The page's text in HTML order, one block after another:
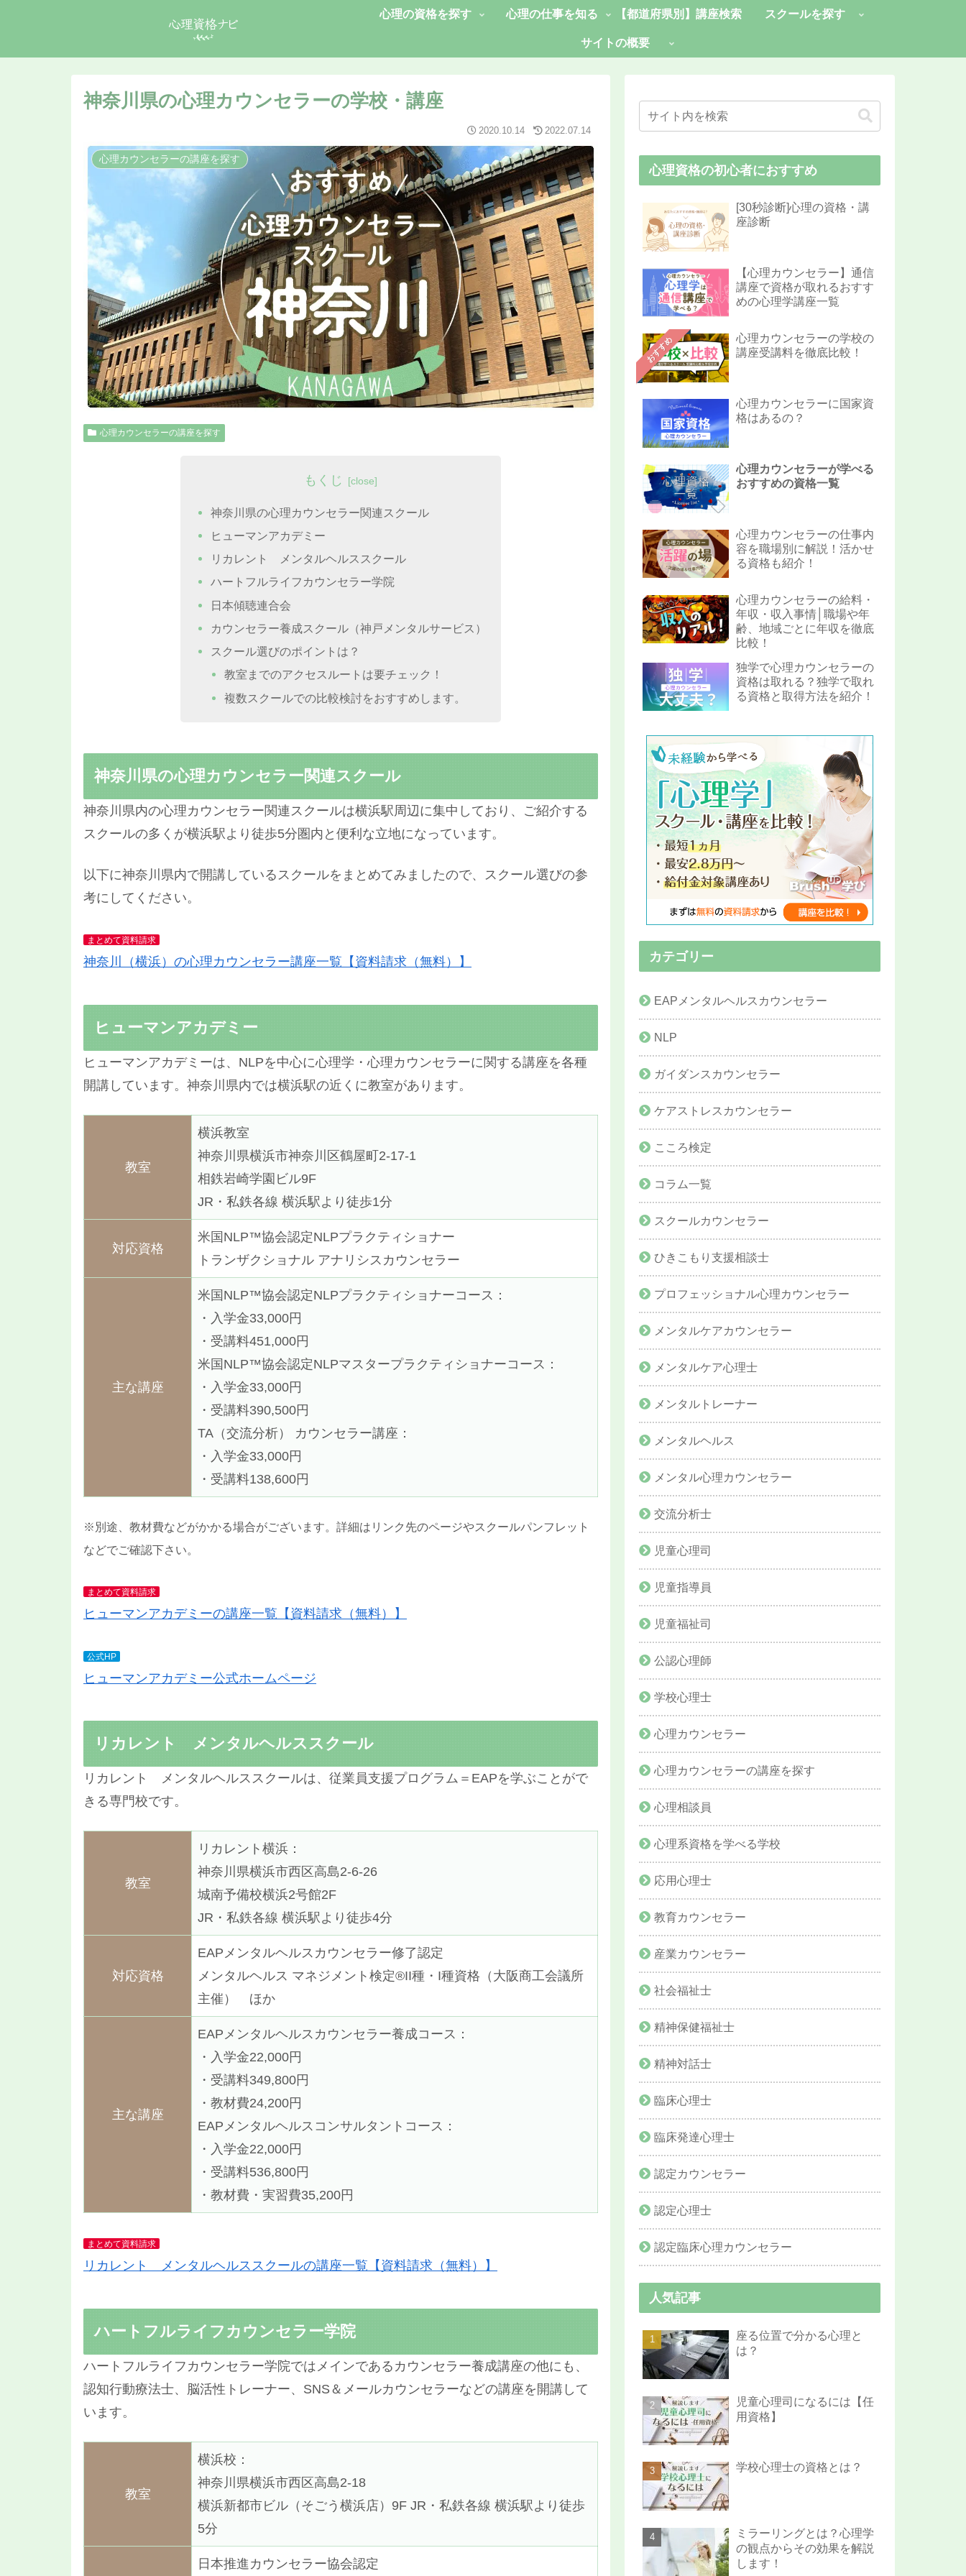
心理の資格を探す 心理の仕事を知る 【都道府県別】講座検索 スクールを探す
サイトの概要
神奈川県の心理カウンセラーの学校・講座
2020.10.14 2022.07.14
心理カウンセラーの講座を探す
心理カウンセラーの講座を探す
もくじ
神奈川県の心理カウンセラー関連スクール
ヒューマンアカデミー
リカレント メンタルヘルススクール
ハートフルライフカウンセラー学院
日本傾聴連合会
カウンセラー養成スクール（神戸メンタルサービス）
スクール選びのポイントは？
教室までのアクセスルートは要チェック！
複数スクールでの比較検討をおすすめします。
神奈川県の心理カウンセラー関連スクール
神奈川県内の心理カウンセラー関連スクールは横浜駅周辺に集中しており、ご紹介する
スクールの多くが横浜駅より徒歩5分圏内と便利な立地になっています。
以下に神奈川県内で開講しているスクールをまとめてみましたので、スクール選びの参
考にしてください。
まとめて資料請求
神奈川（横浜）の心理カウンセラー講座一覧【資料請求（無料）】
ヒューマンアカデミー
ヒューマンアカデミーは、NLPを中心に心理学・心理カウンセラーに関する講座を各種
開講しています。神奈川県内では横浜駅の近くに教室があります。
教室
横浜教室
神奈川県横浜市神奈川区鶴屋町2-17-1
相鉄岩崎学園ビル9F
JR・私鉄各線 横浜駅より徒歩1分
対応資格
米国NLP™協会認定NLPプラクティショナー
トランザクショナル アナリシスカウンセラー
主な講座
米国NLP™協会認定NLPプラクティショナーコース：
・入学金33,000円
・受講料451,000円
米国NLP™協会認定NLPマスタープラクティショナーコース：
・入学金33,000円
・受講料390,500円
TA（交流分析） カウンセラー講座：
・入学金33,000円
・受講料138,600円
※別途、教材費などがかかる場合がございます。詳細はリンク先のページやスクールパンフレット
などでご確認下さい。
まとめて資料請求
ヒューマンアカデミーの講座一覧【資料請求（無料）】
公式HP
ヒューマンアカデミー公式ホームページ
リカレント メンタルヘルススクール
リカレント メンタルヘルススクールは、従業員支援プログラム＝EAPを学ぶことがで
きる専門校です。
教室
リカレント横浜：
神奈川県横浜市西区高島2-6-26
城南予備校横浜2号館2F
JR・私鉄各線 横浜駅より徒歩4分
対応資格
EAPメンタルヘルスカウンセラー修了認定
メンタルヘルス マネジメント検定®II種・I種資格（大阪商工会議所
主催） ほか
主な講座
EAPメンタルヘルスカウンセラー養成コース：
・入学金22,000円
・受講料349,800円
・教材費24,200円
EAPメンタルヘルスコンサルタントコース：
・入学金22,000円
・受講料536,800円
・教材費・実習費35,200円
まとめて資料請求
リカレント メンタルヘルススクールの講座一覧【資料請求（無料）】
ハートフルライフカウンセラー学院
ハートフルライフカウンセラー学院ではメインであるカウンセラー養成講座の他にも、
認知行動療法士、脳活性トレーナー、SNS＆メールカウンセラーなどの講座を開講して
います。
教室
横浜校：
神奈川県横浜市西区高島2-18
横浜新都市ビル（そごう横浜店）9F JR・私鉄各線 横浜駅より徒歩
5分
日本推進カウンセラー協会認定
心理資格の初心者におすすめ
[30秒診断]心理の資格・講
座診断
【心理カウンセラー】通信
講座で資格が取れるおすす
めの心理学講座一覧
おすすめ
心理カウンセラーの学校の
講座受講料を徹底比較！
心理カウンセラーに国家資
格はあるの？
心理カウンセラーが学べる
おすすめの資格一覧
心理カウンセラーの仕事内
容を職場別に解説！活かせ
る資格も紹介！
心理カウンセラーの給料・
年収・収入事情│職場や年
齢、地域ごとに年収を徹底
比較！
独学で心理カウンセラーの
資格は取れる？独学で取れ
る資格と取得方法を紹介！
カテゴリー
EAPメンタルヘルスカウンセラー
NLP
ガイダンスカウンセラー
ケアストレスカウンセラー
こころ検定
コラム一覧
スクールカウンセラー
ひきこもり支援相談士
プロフェッショナル心理カウンセラー
メンタルケアカウンセラー
メンタルケア心理士
メンタルトレーナー
メンタルヘルス
メンタル心理カウンセラー
交流分析士
児童心理司
児童指導員
児童福祉司
公認心理師
学校心理士
心理カウンセラー
心理カウンセラーの講座を探す
心理相談員
心理系資格を学べる学校
応用心理士
教育カウンセラー
産業カウンセラー
社会福祉士
精神保健福祉士
精神対話士
臨床心理士
臨床発達心理士
認定カウンセラー
認定心理士
認定臨床心理カウンセラー
人気記事
座る位置で分かる心理と
は？
児童心理司になるには【任
用資格】
学校心理士の資格とは？
ミラーリングとは？心理学
の観点からその効果を解説
します！